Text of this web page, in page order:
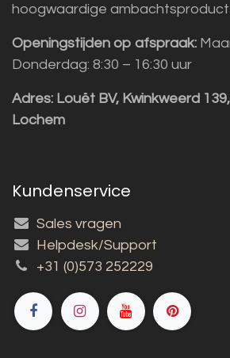
hoogwaardige
Openingstijden op afspraak:
Donderdag: 8:30 – 16:30 uur
Adres: Louët BV, Kwinkweerd
Lochem
Kundenservice
Sales vragen
Helpdesk/Support
+31 (0)573 252229